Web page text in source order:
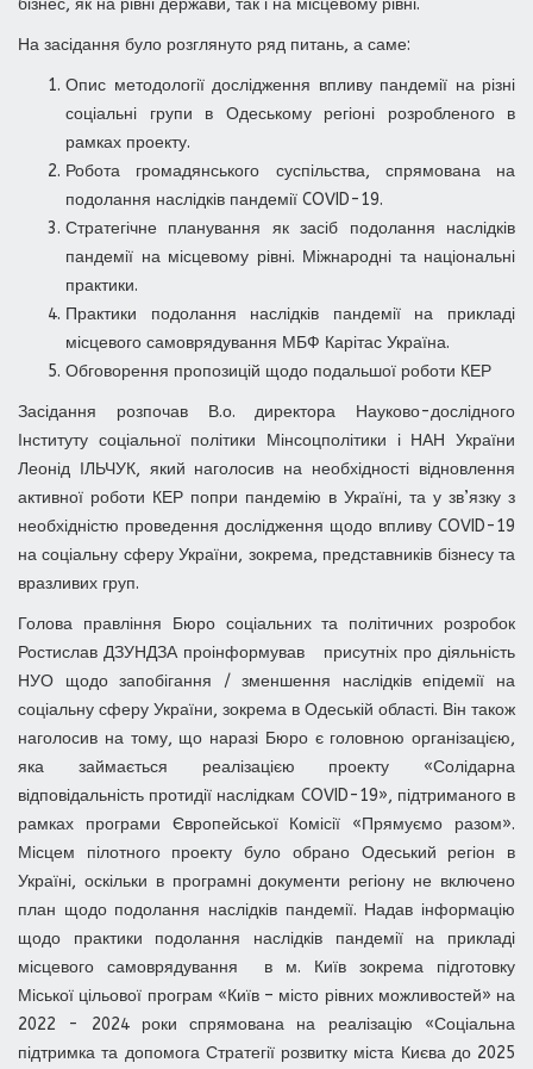
На засідання було розглянуто ряд питань, а саме:
Опис методології дослідження впливу пандемії на різні
соціальні групи в Одеському регіоні розробленого в
рамках проекту.
Робота громадянського суспільства, спрямована на
подолання наслідків пандемії COVID-19.
Стратегічне планування як засіб подолання наслідків
пандемії на місцевому рівні. Міжнародні та національні
практики.
Практики подолання наслідків пандемії на прикладі
місцевого самоврядування МБФ Карітас Україна.
Обговорення пропозицій щодо подальшої роботи КЕР
Засідання розпочав В.о. директора Науково-дослідного
Інституту соціальної політики Мінсоцполітики і НАН України
Леонід ІЛЬЧУК, який наголосив на необхідності відновлення
активної роботи КЕР попри пандемію в Україні, та у зв’язку з
необхідністю проведення дослідження щодо впливу COVID-19
на соціальну сферу України, зокрема, представників бізнесу та
вразливих груп.
Голова правління Бюро соціальних та політичних розробок
Ростислав ДЗУНДЗА проінформував присутніх про діяльність
НУО щодо запобігання / зменшення наслідків епідемії на
соціальну сферу України, зокрема в Одеській області. Він також
наголосив на тому, що наразі Бюро є головною організацією,
яка займається реалізацією проекту «Солідарна
відповідальність протидії наслідкам COVID-19», підтриманого в
рамках програми Європейської Комісії «Прямуємо разом».
Місцем пілотного проекту було обрано Одеський регіон в
Україні, оскільки в програмні документи регіону не включено
план щодо подолання наслідків пандемії. Надав інформацію
щодо практики подолання наслідків пандемії на прикладі
місцевого самоврядування в м. Київ зокрема підготовку
Міської цільової програм «Київ – місто рівних можливостей» на
2022 - 2024 роки спрямована на реалізацію «Соціальна
підтримка та допомога Стратегії розвитку міста Києва до 2025